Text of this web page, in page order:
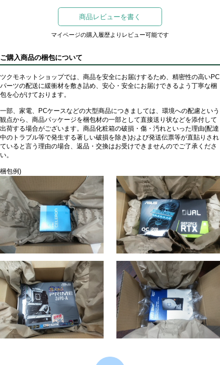
商品レビューを書く
マイページの購入履歴よりレビュー可能です
ご購入商品の梱包について
ツクモネットショップでは、商品を安全にお届けするため、精密性の高いPC
パーツの配送に緩衝材を敷き詰め、安心・安全にお届けできるよう丁寧な梱
包を心がけております。
一部、家電、PCケースなどの大型商品につきましては、環境への配慮という
観点から、商品パッケージを梱包材の一部として直接送り状などを添付して
出荷する場合がございます。商品化粧箱の破損・傷・汚れといった理由(配達
中のトラブル等で発生する著しい破損を除き)および発送伝票等が直貼りされ
ていると言う理由の場合、返品・交換はお受けできませんのでご了承くださ
い。
梱包例)